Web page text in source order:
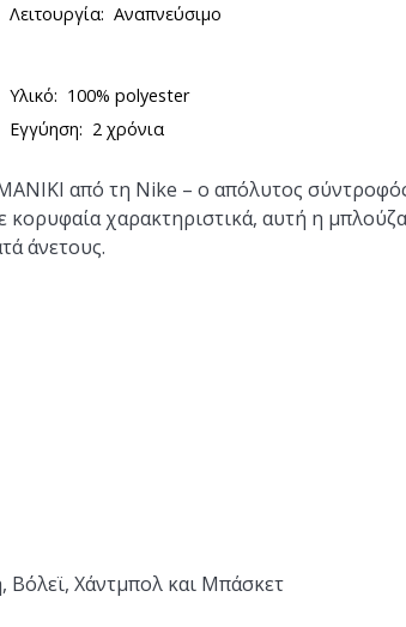
Λειτουργία: Αναπνεύσιμο
Υλικό: 100% polyester
Εγγύηση: 2 χρόνια
από τη Nike – ο απόλυτος
χαρακτηριστικά, αυτή η
άνετους.
Βόλεϊ, Χάντμπολ και Μπάσκετ